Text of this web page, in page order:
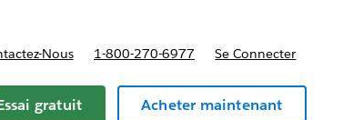
Nous 1-800-270-6977 Se Connecter
gratuit Acheter maintenant